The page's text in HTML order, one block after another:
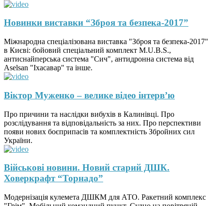
Новинки виставки “Зброя та безпека-2017”
Міжнародна спеціалізована виставка "Зброя та безпека-2017"
в Києві: бойовий спеціальний комплект M.U.B.S.,
антиснайперська система "Сич", антидронна система від
Aselsan "Іхасавар" та інше.
Віктор Муженко – велике відео інтерв’ю
Про причини та наслідки вибухів в Калинівці. Про
розслідування та відповідальність за них. Про перспективи
появи нових боєприпасів та комплектність Збройних сил
України.
Військові новини. Новий старий ДШК.
Ховеркрафт “Торнадо”
Модернізація кулемета ДШКМ для АТО. Ракетний комплекс